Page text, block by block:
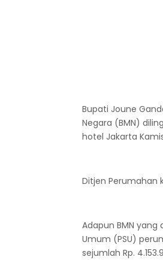
Bupati Joune
Negara (BMN)
hotel Jakarta
Ditjen Perumahan
Adapun BMN
Umum (PSU)
sejumlah Rp.